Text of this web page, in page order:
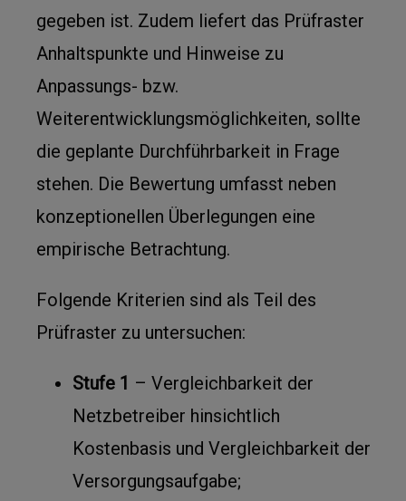
gegeben ist. Zudem liefert das Prüfraster
Anhaltspunkte und Hinweise zu
Anpassungs- bzw.
Weiterentwicklungsmöglichkeiten, sollte
die geplante Durchführbarkeit in Frage
stehen. Die Bewertung umfasst neben
konzeptionellen Überlegungen eine
empirische Betrachtung.
Folgende Kriterien sind als Teil des
Prüfraster zu untersuchen:
Stufe 1 – Vergleichbarkeit der
Netzbetreiber hinsichtlich
Kostenbasis und Vergleichbarkeit der
Versorgungsaufgabe;